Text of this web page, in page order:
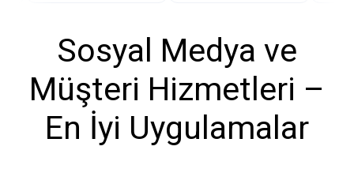
Sosyal Medya ve
Müşteri Hizmetleri –
En İyi Uygulamalar